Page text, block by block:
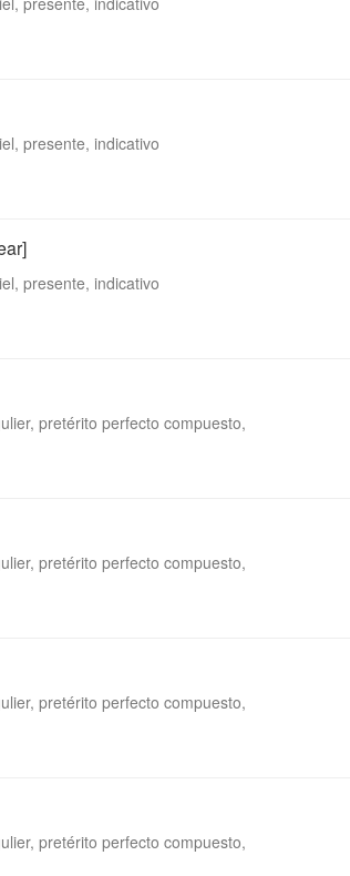
presente, indicativo
presente, indicativo
pretérito perfecto compuesto,
pretérito perfecto compuesto,
pretérito perfecto compuesto,
pretérito perfecto compuesto,